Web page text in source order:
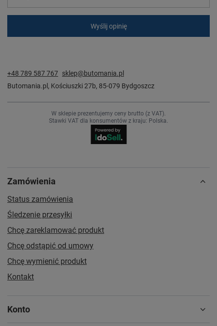
Wyślij opinię
+48 789 587 767 sklep@butomania.pl
Butomania.pl , Kościuszki 27b, 85-079 Bydgoszcz
W sklepie prezentujemy ceny brutto (z VAT).
Stawki VAT dla konsumentów z kraju: Polska.
Zamówienia
Status zamówienia
Śledzenie przesyłki
Chcę zareklamować produkt
Chcę odstąpić od umowy
Chcę wymienić produkt
Kontakt
Konto